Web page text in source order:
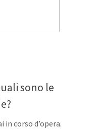
sono le
in corso d’opera.